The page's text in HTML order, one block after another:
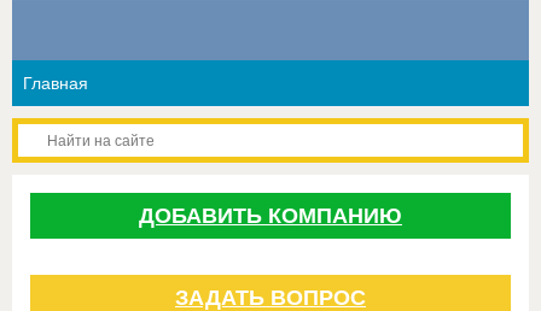
ДОБАВИТЬ КОМПАНИЮ
ЗАДАТЬ ВОПРОС